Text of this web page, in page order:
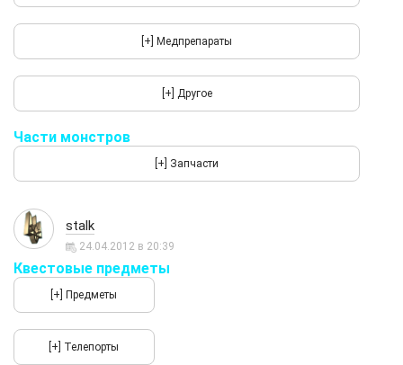
Части монстров
stalk
24.04.2012 в 20:39
Квестовые предметы